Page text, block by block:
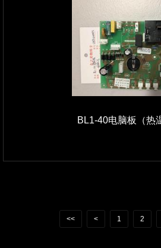
BL1-40电脑板（热
<< < 1 2